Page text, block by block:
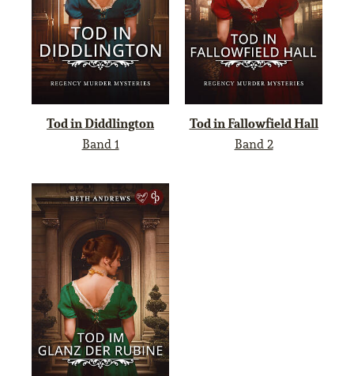
Tod in Diddlington
Band 1
Tod in Fallowfield Hall
Band 2